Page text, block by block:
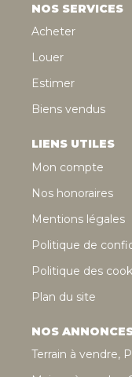
NOS SERVICES
Acheter
Louer
Estimer
Biens vendus
LIENS UTILES
Mon compte
Nos honoraires
Mentions légales
Politique de
Politique des
Plan du site
NOS
Terrain à vendre,